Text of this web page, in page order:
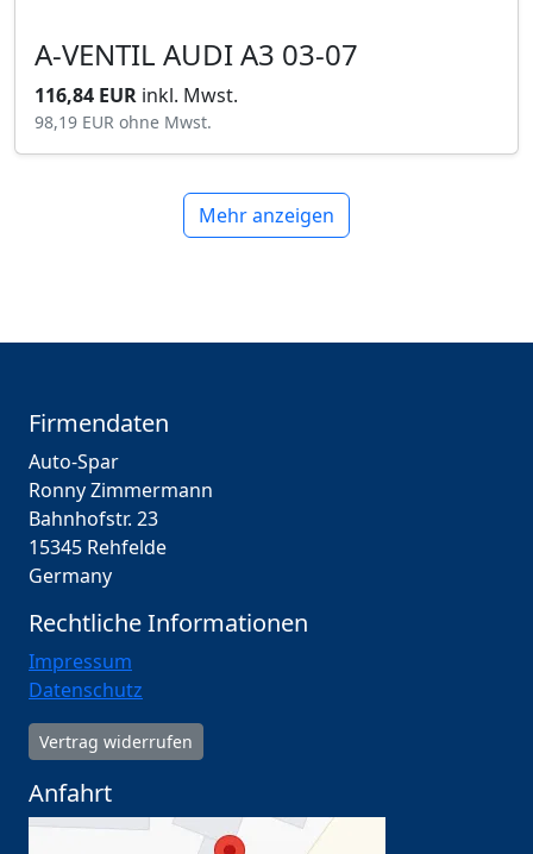
A-VENTIL AUDI A3 03-07
116,84 EUR inkl. Mwst.
98,19 EUR ohne Mwst.
Mehr anzeigen
Firmendaten
Auto-Spar
Ronny Zimmermann
Bahnhofstr. 23
15345 Rehfelde
Germany
Rechtliche Informationen
Impressum
Datenschutz
Vertrag widerrufen
Anfahrt